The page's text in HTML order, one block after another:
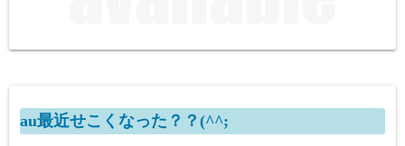
au最近せこくなった？？(^^;